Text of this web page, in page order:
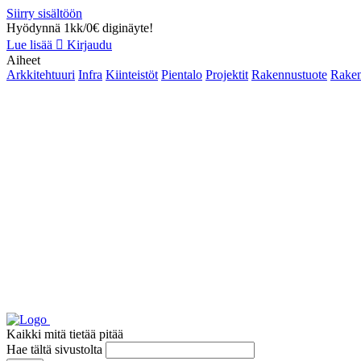
Siirry sisältöön
Hyödynnä 1kk/0€ diginäyte!
Lue lisää
Kirjaudu
Aiheet
Arkkitehtuuri Infra Kiinteistöt Pientalo Projektit Rakennustuote
Kaikki mitä tietää pitää
Hae tältä sivustolta